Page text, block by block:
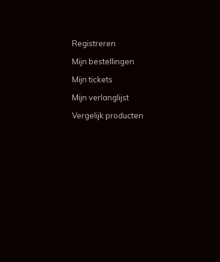
Registreren
Mijn bestellingen
Mijn tickets
Mijn verlanglijst
Vergelijk producten